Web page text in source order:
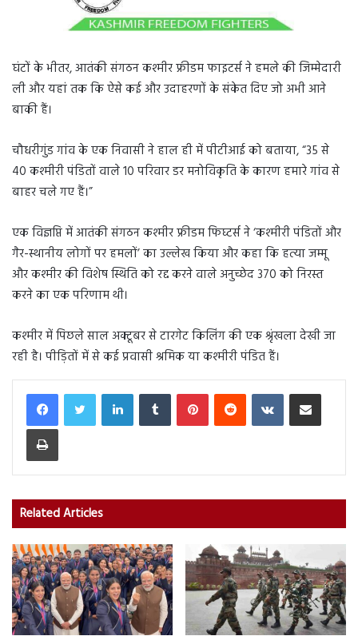
घंटों के भीतर, आतंकी संगठन कश्मीर फ्रीडम फाइटर्स ने हमले की जिम्मेदारी
ली और यहां तक ​​कि ऐसे कई और उदाहरणों के संकेत दिए जो अभी आने
बाकी हैं।
चौधरीगुंड गांव के एक निवासी ने हाल ही में पीटीआई को बताया, “35 से
40 कश्मीरी पंडितों वाले 10 परिवार डर मनोविकृति के कारण हमारे गांव से
बाहर चले गए हैं।”
एक विज्ञप्ति में आतंकी संगठन कश्मीर फ्रीडम फिघ्टर्स ने ‘कश्मीरी पंडितों और
गैर-स्थानीय लोगों पर हमलों’ का उल्लेख किया और कहा कि हत्या जम्मू
और कश्मीर की विशेष स्थिति को रद्द करने वाले अनुच्छेद 370 को निरस्त
करने का एक परिणाम थी।
कश्मीर में पिछले साल अक्टूबर से टारगेट किलिंग की एक श्रृंखला देखी जा
रही है। पीड़ितों में से कई प्रवासी श्रमिक या कश्मीरी पंडित हैं।
LinkedInTumblr PinterestReddit VKontakteShare via Email
Print
Related Articles